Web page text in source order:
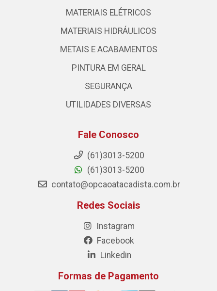
MATERIAIS ELÉTRICOS
MATERIAIS HIDRÁULICOS
METAIS E ACABAMENTOS
PINTURA EM GERAL
SEGURANÇA
UTILIDADES DIVERSAS
Fale Conosco
(61)3013-5200
(61)3013-5200
contato@opcaoatacadista.com.br
Redes Sociais
Instagram
Facebook
Linkedin
Formas de Pagamento